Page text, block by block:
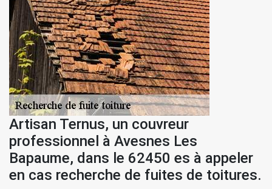
Artisan Ternus, un couvreur
professionnel à Avesnes Les
Bapaume, dans le 62450 es à appeler
en cas recherche de fuites de toitures.